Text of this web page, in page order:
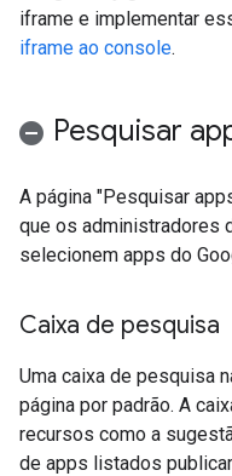
iframe e implementar
iframe ao console.
Pesquisar
A página "Pesquisar
que os administradores
selecionem apps do
Caixa de pesquisa
Uma caixa de pesquisa
página por padrão. A
recursos como a
de apps listados